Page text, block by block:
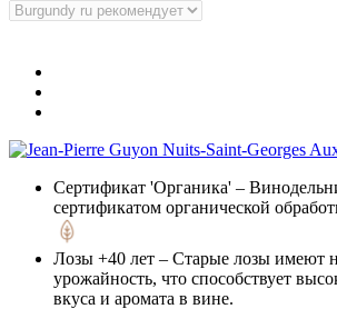
Сертификат 'Органика' –
сертификатом органической
Лозы +40 лет – Старые лозы имеют
урожайность, что способствует
вкуса и аромата в вине.